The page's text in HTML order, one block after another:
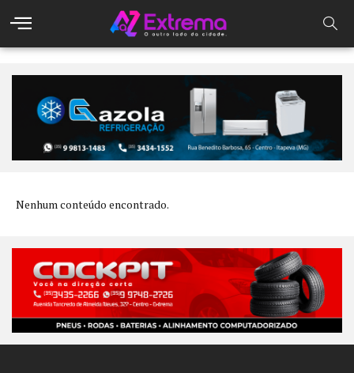
Nenhum conteúdo encontrado.